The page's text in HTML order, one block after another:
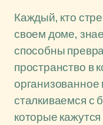
Каждый, кто
своем доме,
способны
пространство в
сталкиваемся с
которые